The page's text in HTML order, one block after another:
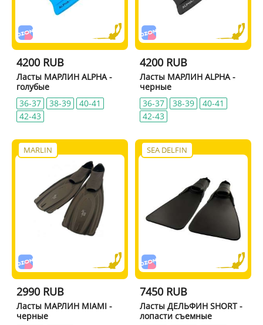
4200 RUB
Ласты МАРЛИН ALPHA -
голубые
36-37
38-39
40-41
42-43
4200 RUB
Ласты МАРЛИН ALPHA -
черные
36-37
38-39
40-41
42-43
MARLIN
2990 RUB
Ласты МАРЛИН MIAMI -
черные
SEA DELFIN
7450 RUB
Ласты ДЕЛЬФИН SHORT -
лопасти съемные